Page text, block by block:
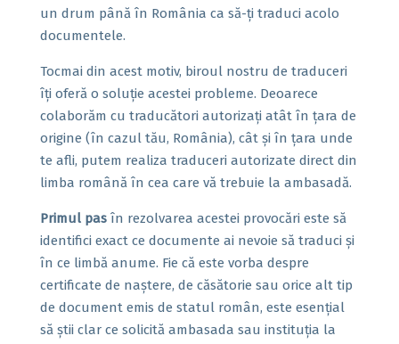
un drum până în România ca să-ți traduci acolo
documentele.
Tocmai din acest motiv, biroul nostru de traduceri
îți oferă o soluție acestei probleme. Deoarece
colaborăm cu traducători autorizați atât în țara de
origine (în cazul tău, România), cât și în țara unde
te afli, putem realiza traduceri autorizate direct din
limba română în cea care vă trebuie la ambasadă.
Primul pas în rezolvarea acestei provocări este să
identifici exact ce documente ai nevoie să traduci și
în ce limbă anume. Fie că este vorba despre
certificate de naștere, de căsătorie sau orice alt tip
de document emis de statul român, este esențial
să știi clar ce solicită ambasada sau instituția la